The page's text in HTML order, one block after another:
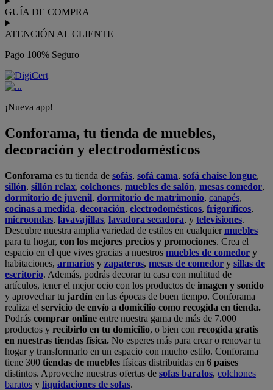
GUÍA DE COMPRA
ATENCIÓN AL CLIENTE
Pago 100% Seguro
¡Nueva app!
Conforama, tu tienda de muebles,
decoración y electrodomésticos
Conforama es tu tienda de sofás, sofá cama, sofá chaise longue,
sillón, sillón relax, colchones, muebles de salón, mesas comedor,
dormitorio de juvenil, dormitorio de matrimonio, canapés,
cocinas a medida, decoración, electrodomésticos, frigoríficos,
microondas, lavavajillas, lavadora secadora, y televisiones.
Descubre nuestra amplia variedad de estilos en cualquiermuebles
para tu hogar, con los mejores precios y promociones. Crea el
espacio en el que vives gracias a nuestros muebles de comedor y
habitaciones, armarios y zapateros, mesas de comedor y sillas de
escritorio. Además, podrás decorar tu casa con multitud de
artículos, tener el mejor ocio con los productos de imagen y sonido
y aprovechar tu jardín en las épocas de buen tiempo. Conforama
realiza el servicio de envío a domicilio como recogida en tienda.
Podrás comprar online entre nuestra gama de más de 7.000
productos y recibirlo en tu domicilio, o bien con recogida gratis
en nuestras tiendas física. No esperes más para crear o renovar tu
hogar y transformarlo en un espacio con mucho estilo. Conforama
tiene 300 tiendas de muebles físicas distribuidas en 6 países
distintos. Aproveche nuestras ofertas de sofas baratos, colchones
baratos y liquidaciones de sofas.